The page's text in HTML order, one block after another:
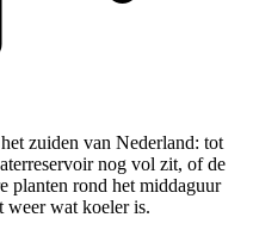
zuiden van Nederland: tot
nog vol zit, of de
planten rond het middaguur
weer wat koeler is.